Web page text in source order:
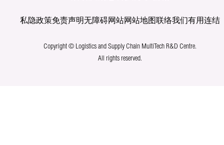
私隐政策免责声明无障碍网站网站地图联络我们有用连结
Copyright © Logistics and Supply Chain MultiTech R&D Centre.
All rights reserved.